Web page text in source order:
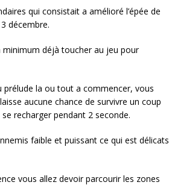
qui consistait a amélioré l’épée de
décembre.
minimum déjà toucher au jeu pour
la ou tout a commencer, vous
aucune chance de survivre un coup
recharger pendant 2 seconde.
faible et puissant ce qui est délicats
cœurs.
vous allez devoir parcourir les zones